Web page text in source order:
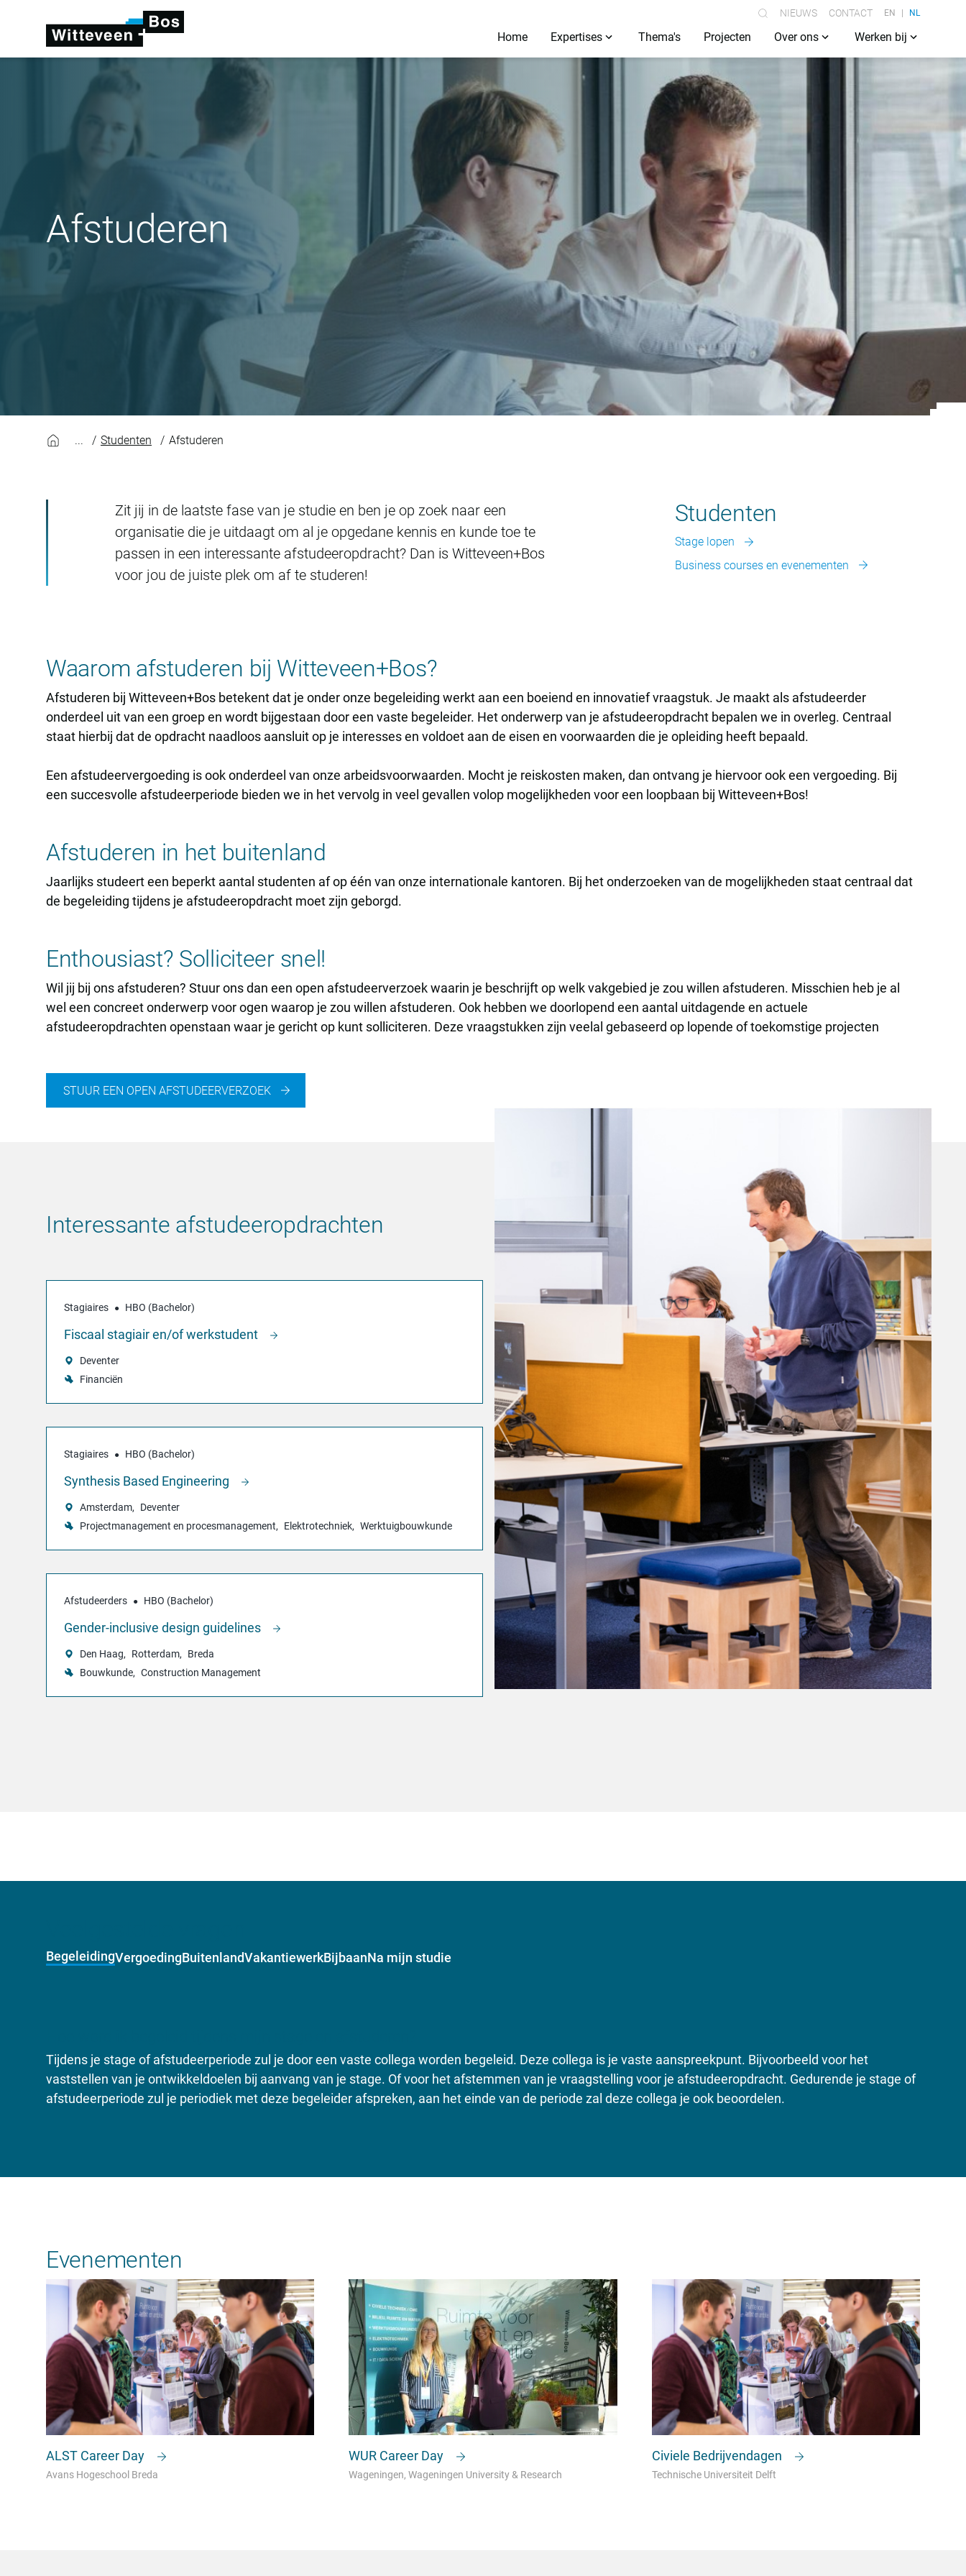
NIEUWS CONTACT EN NL
Home Expertises Thema's Projecten Over ons Werken bij
Afstuderen
Afstuderen
Studenten Afstuderen
Zit jij in de laatste fase van je studie en ben je op zoek naar een
organisatie die je uitdaagt om al je opgedane kennis en kunde toe te
passen in een interessante afstudeeropdracht? Dan is Witteveen+Bos
voor jou de juiste plek om af te studeren!
Studenten
Stage lopen
Business courses en evenementen
Waarom afstuderen bij Witteveen+Bos?
Afstuderen bij Witteveen+Bos betekent dat je onder onze begeleiding werkt aan een boeiend en innovatief vraagstuk. Je maakt als afstudeerder
onderdeel uit van een groep en wordt bijgestaan door een vaste begeleider. Het onderwerp van je afstudeeropdracht bepalen we in overleg. Centraal
staat hierbij dat de opdracht naadloos aansluit op je interesses en voldoet aan de eisen en voorwaarden die je opleiding heeft bepaald.
Een afstudeervergoeding is ook onderdeel van onze arbeidsvoorwaarden. Mocht je reiskosten maken, dan ontvang je hiervoor ook een vergoeding. Bij
een succesvolle afstudeerperiode bieden we in het vervolg in veel gevallen volop mogelijkheden voor een loopbaan bij Witteveen+Bos!
Afstuderen in het buitenland
Jaarlijks studeert een beperkt aantal studenten af op één van onze internationale kantoren. Bij het onderzoeken van de mogelijkheden staat centraal dat
de begeleiding tijdens je afstudeeropdracht moet zijn geborgd.
Enthousiast? Solliciteer snel!
Wil jij bij ons afstuderen? Stuur ons dan een open afstudeerverzoek waarin je beschrijft op welk vakgebied je zou willen afstuderen. Misschien heb je al
wel een concreet onderwerp voor ogen waarop je zou willen afstuderen. Ook hebben we doorlopend een aantal uitdagende en actuele
afstudeeropdrachten openstaan waar je gericht op kunt solliciteren. Deze vraagstukken zijn veelal gebaseerd op lopende of toekomstige projecten
STUUR EEN OPEN AFSTUDEERVERZOEK
Interessante afstudeeropdrachten
Stagiaires HBO (Bachelor)
Fiscaal stagiair en/of werkstudent
Deventer
Financiën
Stagiaires HBO (Bachelor)
Synthesis Based Engineering
Amsterdam
Deventer
Projectmanagement en procesmanagement
Elektrotechniek Werktuigbouwkunde
Afstudeerders HBO (Bachelor)
Gender-inclusive design guidelines
Den Haag Rotterdam
Breda
Bouwkunde
Construction Management
BegeleidingVergoedingBuitenlandVakantiewerkBijbaanNa mijn studie
Tijdens je stage of afstudeerperiode zul je door een vaste collega worden begeleid. Deze collega is je vaste aanspreekpunt. Bijvoorbeeld voor het
vaststellen van je ontwikkeldoelen bij aanvang van je stage. Of voor het afstemmen van je vraagstelling voor je afstudeeropdracht. Gedurende je stage of
afstudeerperiode zul je periodiek met deze begeleider afspreken, aan het einde van de periode zal deze collega je ook beoordelen.
Evenementen
ALST Career Day
Avans Hogeschool Breda
WUR Career Day
Wageningen, Wageningen University & Research
Civiele Bedrijvendagen
Technische Universiteit Delft